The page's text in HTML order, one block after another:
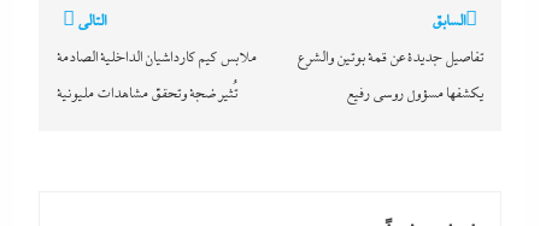
تصفّح
المقالات
السابق
تفاصيل جديدة عن قمة بوتين والشرع
يكشفها مسؤول روسي رفيع
التالي
ملابس كيم كارداشيان الداخلية الصادمة
تُثير ضجة وتحقق مشاهدات مليونية